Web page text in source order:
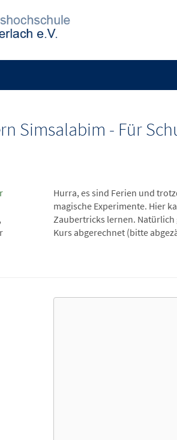
Simsalabim - Für
Hurra, es sind Ferien und
magische Experimente. Hier
Zaubertricks lernen. Natürlich
Kurs abgerechnet (bitte